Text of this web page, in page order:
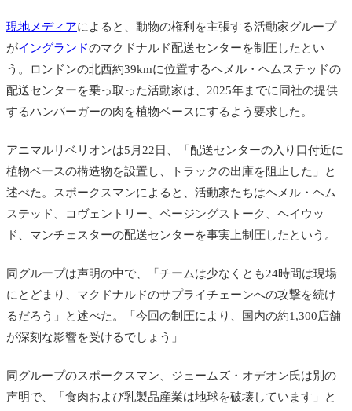
現地メディアによると、動物の権利を主張する活動家グループ
がイングランドのマクドナルド配送センターを制圧したとい
う。ロンドンの北西約39kmに位置するヘメル・ヘムステッドの
配送センターを乗っ取った活動家は、2025年までに同社の提供
するハンバーガーの肉を植物ベースにするよう要求した。
アニマルリベリオンは5月22日、「配送センターの入り口付近に
植物ベースの構造物を設置し、トラックの出庫を阻止した」と
述べた。スポークスマンによると、活動家たちはヘメル・ヘム
ステッド、コヴェントリー、ベージングストーク、ヘイウッ
ド、マンチェスターの配送センターを事実上制圧したという。
同グループは声明の中で、「チームは少なくとも24時間は現場
にとどまり、マクドナルドのサプライチェーンへの攻撃を続け
るだろう」と述べた。「今回の制圧により、国内の約1,300店舗
が深刻な影響を受けるでしょう」
同グループのスポークスマン、ジェームズ・オデオン氏は別の
声明で、「食肉および乳製品産業は地球を破壊しています」と